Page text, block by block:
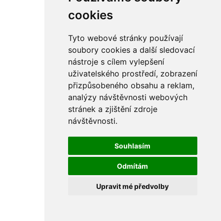
cookies
Tyto webové stránky používají
soubory cookies a další sledovací
nástroje s cílem vylepšení
uživatelského prostředí, zobrazení
přizpůsobeného obsahu a reklam,
analýzy návštěvnosti webových
stránek a zjištění zdroje
návštěvnosti.
Souhlasím
Odmítám
Upravit mé předvolby
řetězy
ostatní části
sekundární
sání
sedla
spojovací materiál
matice
podložky
pojistné kroužky
šrouby
výbava
výfuky a kolena
bowdeny a lanka
filtry
gufera